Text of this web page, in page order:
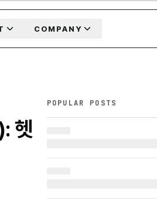
COMPANY
헷
POPULAR POSTS